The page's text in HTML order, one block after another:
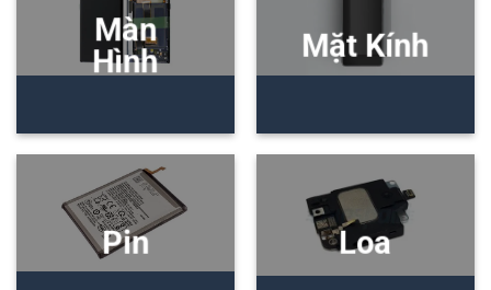
Màn
Hình
Mặt Kính
Pin Loa